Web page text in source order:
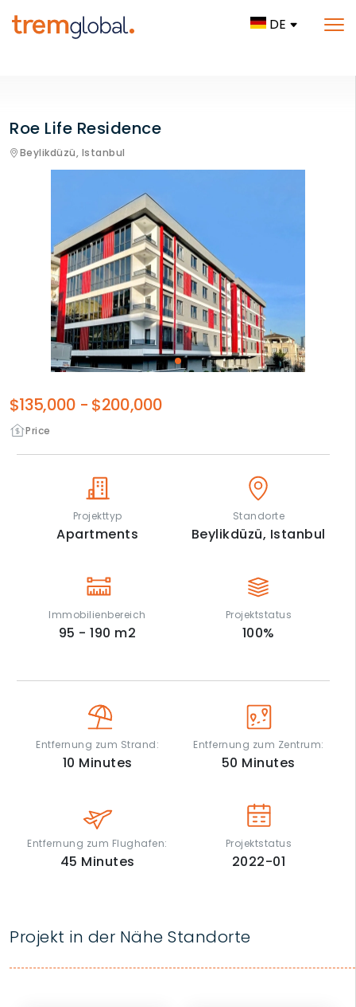
DE
Roe Life Residence
Beylikdüzü, Istanbul
Price
$135,000 - $200,000
Projekttyp
Apartments
Standorte
Beylikdüzü, Istanbul
Immobilienbereich
95 - 190 m2
Projektstatus
100%
Entfernung zum Strand:
10 Minutes
Entfernung zum Zentrum:
50 Minutes
Entfernung zum Flughafen:
45 Minutes
Projektstatus
2022-01
Projekt in der Nähe Standorte